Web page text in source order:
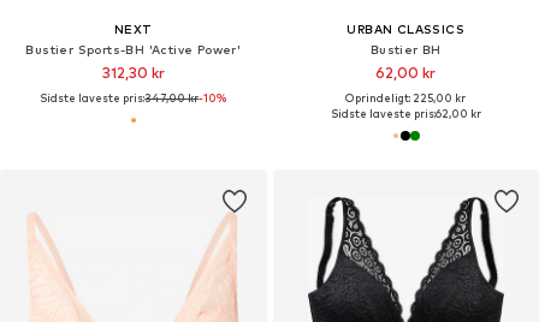
NEXT
Bustier Sports-BH 'Active Power'
312,30 kr
Sidste laveste pris:347,00 kr-10%
URBAN CLASSICS
Bustier BH
62,00 kr
Oprindeligt: 225,00 kr
Sidste laveste pris:62,00 kr